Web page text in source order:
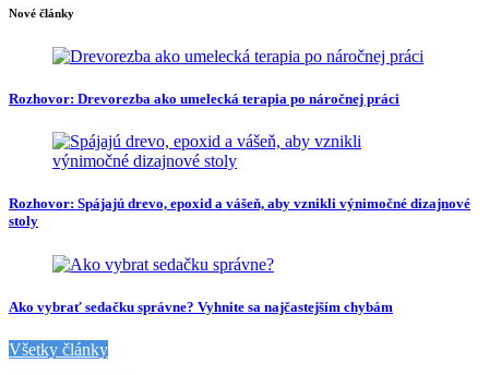
Nové články
Rozhovor: Drevorezba ako umelecká terapia po náročnej práci
Rozhovor: Spájajú drevo, epoxid a vášeň, aby vznikli výnimočné dizajnové
stoly
Ako vybrať sedačku správne? Vyhnite sa najčastejším chybám
Všetky články